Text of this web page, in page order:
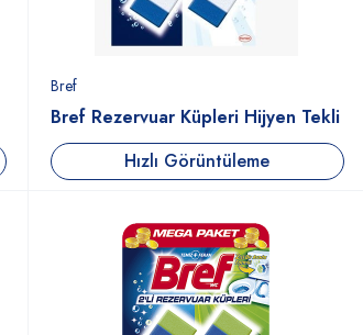
Bref
Bref Rezervuar Küpleri Hijyen Tekli
Hızlı Görüntüleme